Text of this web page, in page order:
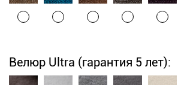
Велюр Ultra (гарантия 5 лет):